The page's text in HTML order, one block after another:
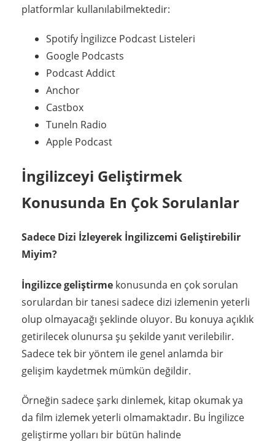
platformlar kullanılabilmektedir:
Spotify İngilizce Podcast Listeleri
Google Podcasts
Podcast Addict
Anchor
Castbox
Tuneln Radio
Apple Podcast
İngilizceyi Geliştirmek
Konusunda En Çok Sorulanlar
Sadece Dizi İzleyerek İngilizcemi Geliştirebilir
Miyim?
İngilizce geliştirme konusunda en çok sorulan
sorulardan bir tanesi sadece dizi izlemenin yeterli
olup olmayacağı şeklinde oluyor. Bu konuya açıklık
getirilecek olunursa şu şekilde yanıt verilebilir.
Sadece tek bir yöntem ile genel anlamda bir
gelişim kaydetmek mümkün değildir.
Örneğin sadece şarkı dinlemek, kitap okumak ya
da film izlemek yeterli olmamaktadır. Bu İngilizce
geliştirme yolları bir bütün halinde